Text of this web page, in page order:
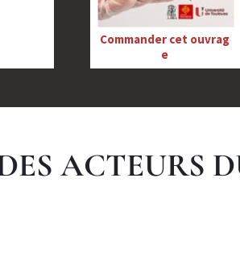
Commander cet ouvrag
e
ACTEURS